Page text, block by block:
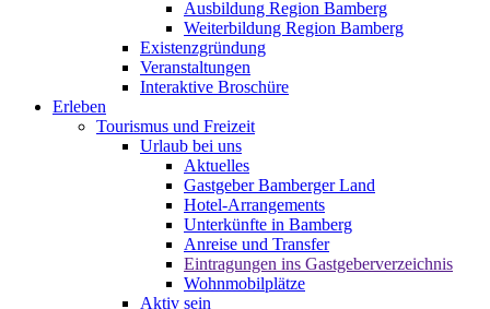
Ausbildung Region Bamberg
Weiterbildung Region Bamberg
Existenzgründung
Veranstaltungen
Interaktive Broschüre
Erleben
Tourismus und Freizeit
Urlaub bei uns
Aktuelles
Gastgeber Bamberger Land
Hotel-Arrangements
Unterkünfte in Bamberg
Anreise und Transfer
Eintragungen ins Gastgeberverzeichnis
Wohnmobilplätze
Aktiv sein